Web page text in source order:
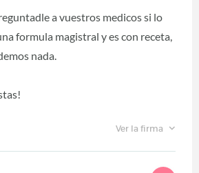
a vuestros medicos si lo
formula magistral y es con receta,
nada.
Ver la firma